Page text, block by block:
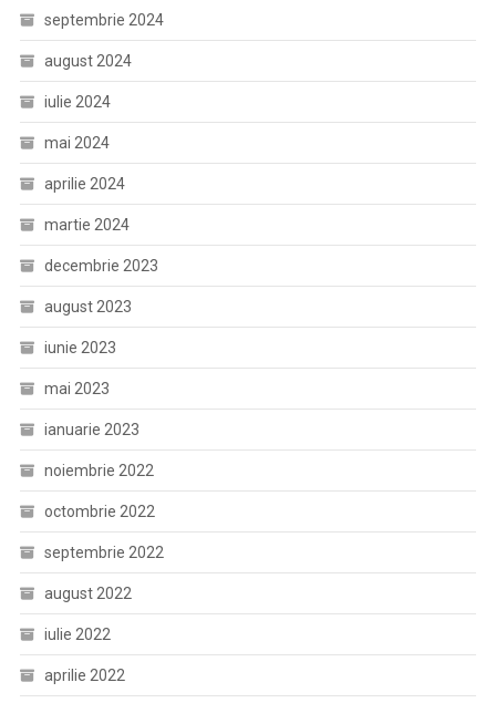
septembrie 2024
august 2024
iulie 2024
mai 2024
aprilie 2024
martie 2024
decembrie 2023
august 2023
iunie 2023
mai 2023
ianuarie 2023
noiembrie 2022
octombrie 2022
septembrie 2022
august 2022
iulie 2022
aprilie 2022